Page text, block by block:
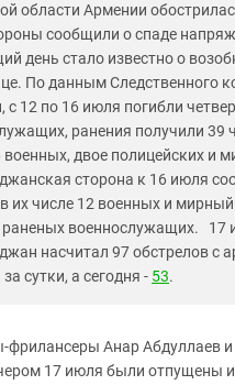
области Армении
сообщили о спаде
день стало известно о
По данным Следственного
с 12 по 16 июля погибли
ранения получили 39
военных, двое полицейских и
сторона к 16 июля
их числе 12 военных и
раненых военнослужащих. 17
насчитал 97 обстрелов с
сутки, а сегодня - 53.
фрилансеры Анар Абдуллаев
17 июля были отпущены